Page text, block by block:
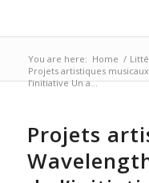
You are here: Home /
Projets artistiques
l’initiative Un a...
Projets